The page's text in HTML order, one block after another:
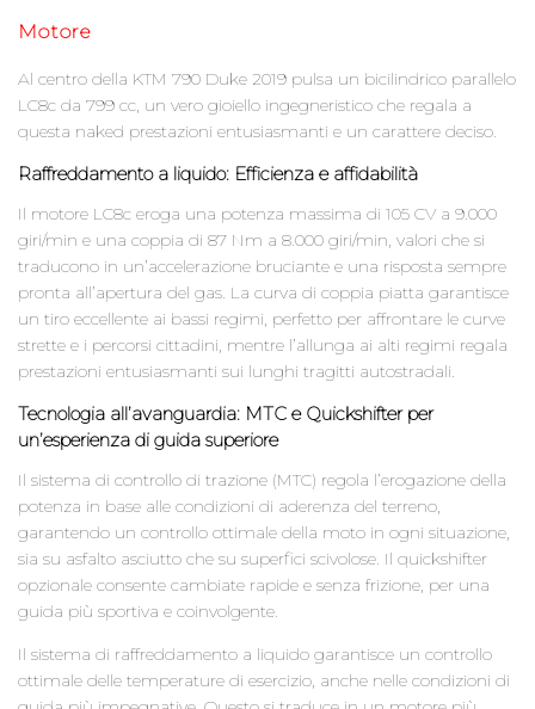
Motore
Al centro della KTM 790 Duke 2019 pulsa un bicilindrico parallelo
LC8c da 799 cc, un vero gioiello ingegneristico che regala a
questa naked prestazioni entusiasmanti e un carattere deciso.
Raffreddamento a liquido: Efficienza e affidabilità
Il motore LC8c eroga una potenza massima di 105 CV a 9.000
giri/min e una coppia di 87 Nm a 8.000 giri/min, valori che si
traducono in un’accelerazione bruciante e una risposta sempre
pronta all’apertura del gas. La curva di coppia piatta garantisce
un tiro eccellente ai bassi regimi, perfetto per affrontare le curve
strette e i percorsi cittadini, mentre l’allunga ai alti regimi regala
prestazioni entusiasmanti sui lunghi tragitti autostradali.
Tecnologia all’avanguardia: MTC e Quickshifter per
un’esperienza di guida superiore
Il sistema di controllo di trazione (MTC) regola l’erogazione della
potenza in base alle condizioni di aderenza del terreno,
garantendo un controllo ottimale della moto in ogni situazione,
sia su asfalto asciutto che su superfici scivolose. Il quickshifter
opzionale consente cambiate rapide e senza frizione, per una
guida più sportiva e coinvolgente.
Il sistema di raffreddamento a liquido garantisce un controllo
ottimale delle temperature di esercizio, anche nelle condizioni di